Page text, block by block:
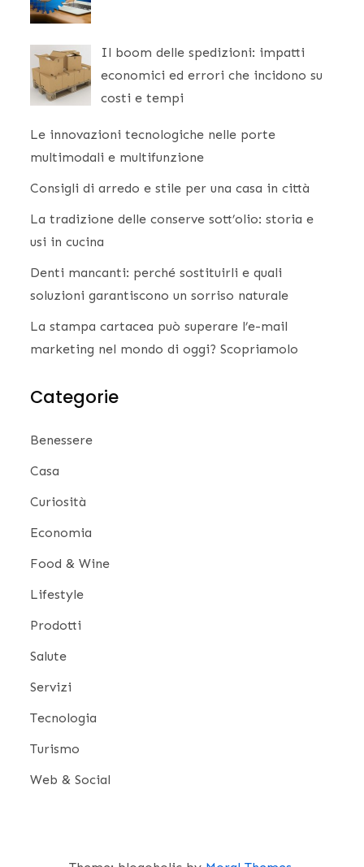
Il boom delle spedizioni: impatti
economici ed errori che incidono su
costi e tempi
Le innovazioni tecnologiche nelle porte
multimodali e multifunzione
Consigli di arredo e stile per una casa in città
La tradizione delle conserve sott’olio: storia e
usi in cucina
Denti mancanti: perché sostituirli e quali
soluzioni garantiscono un sorriso naturale
La stampa cartacea può superare l’e-mail
marketing nel mondo di oggi? Scopriamolo
Categorie
Benessere
Casa
Curiosità
Economia
Food & Wine
Lifestyle
Prodotti
Salute
Servizi
Tecnologia
Turismo
Web & Social